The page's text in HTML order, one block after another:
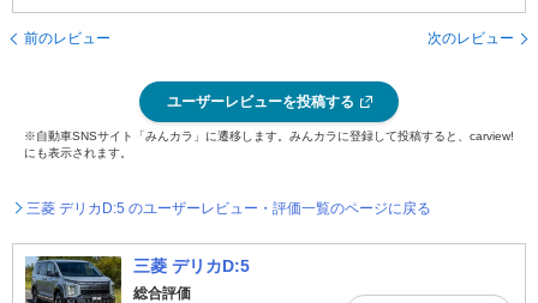
前のレビュー 次のレビュー
ユーザーレビューを投稿する
※自動車SNSサイト「みんカラ」に遷移します。みんカラに登録して投稿すると、carview!
にも表示されます。
三菱 デリカD:5 のユーザーレビュー・評価一覧のページに戻る
三菱 デリカD:5
総合評価